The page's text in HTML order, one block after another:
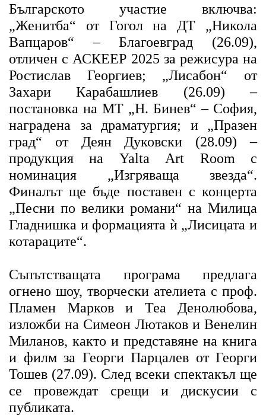
Българското участие включва:
„Женитба“ от Гогол на ДТ „Никола
Вапцаров“ – Благоевград (26.09),
отличен с АСКЕЕР 2025 за режисура на
Ростислав Георгиев; „Лисабон“ от
Захари Карабашлиев (26.09) –
постановка на МТ „Н. Бинев“ – София,
наградена за драматургия; и „Празен
град“ от Деян Дуковски (28.09) –
продукция на Yalta Art Room с
номинация „Изгряваща звезда“.
Финалът ще бъде поставен с концерта
„Песни по велики романи“ на Милица
Гладнишка и формацията ѝ „Лисицата и
котараците“.
Съпътстващата програма предлага
огнено шоу, творчески ателиета с проф.
Пламен Марков и Теа Денолюбова,
изложби на Симеон Лютаков и Венелин
Миланов, както и представяне на книга
и филм за Георги Парцалев от Георги
Тошев (27.09). След всеки спектакъл ще
се провеждат срещи и дискусии с
публиката.